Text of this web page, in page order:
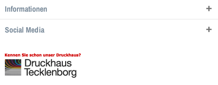
Informationen
Social Media